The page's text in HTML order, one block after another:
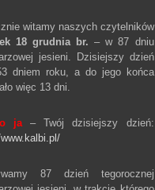
witamy naszych czytelników
18 grudnia br. – w 87 dniu
jesieni. Dzisiejszy dzień
dniem roku, a do jego końca
więc 13 dni.
ja– Twój dzisiejszy dzień:
87 dzień tegorocznej